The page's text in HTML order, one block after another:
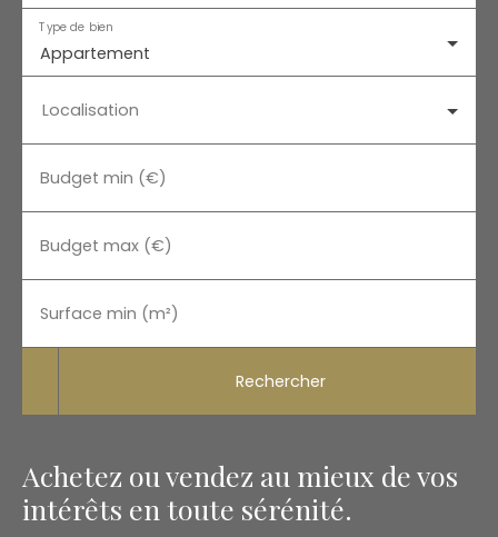
Appartement
Type de bien
Localisation
Budget min (€)
Budget max (€)
Surface min (m²)
Rechercher
Achetez ou vendez au mieux de vos
intérêts en toute sérénité.